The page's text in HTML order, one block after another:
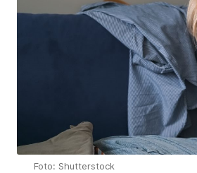
Foto: Shutterstock